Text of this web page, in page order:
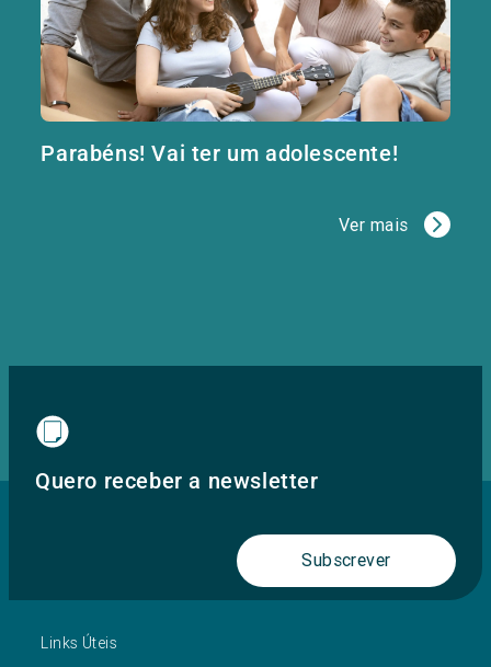
Parabéns! Vai ter um adolescente!
Ver mais
Quero receber a newsletter
Subscrever
Links Úteis